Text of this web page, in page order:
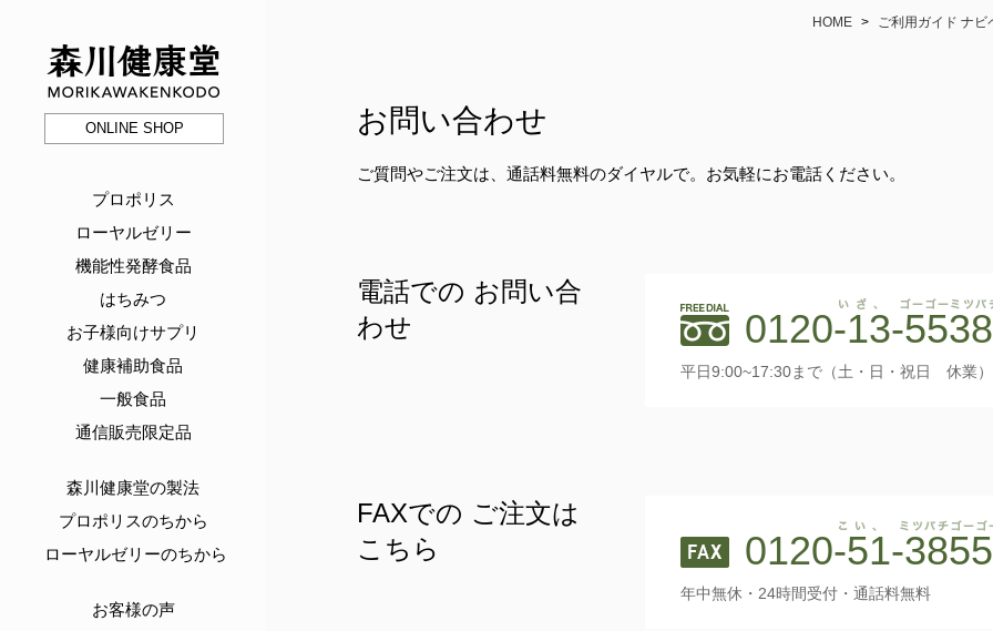
森川健康堂 MORIKAWAKENKODO
ONLINE SHOP
プロポリス
ローヤルゼリー
機能性発酵食品
はちみつ
お子様向けサプリ
健康補助食品
一般食品
通信販売限定品
-
森川健康堂の製法
プロポリスのちから
ローヤルゼリーのちから
-
お客様の声
HOME > ご利用ガイド ナビ
お問い合わせ
ご質問やご注文は、通話料無料のダイヤルで。お気軽にお電話ください。
電話での お問い合
わせ
FREEDIAL
0120-13-5538
いざ、
平日9:00~17:30まで（土・日・祝日 休業）
FAXでの ご注文は
こちら
FAX
0120-51-3855
こい、
年中無休・24時間受付・通話料無料